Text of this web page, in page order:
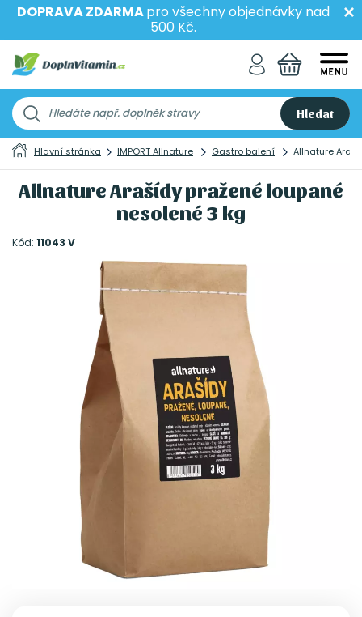
DOPRAVA ZDARMApro všechny objednávky nad
500 Kč.
Hledat
Hlavní stránka IMPORT Allnature Gastro balení Allnature
Allnature Arašídy pražené loupané
nesolené 3 kg
Kód: 11043 V